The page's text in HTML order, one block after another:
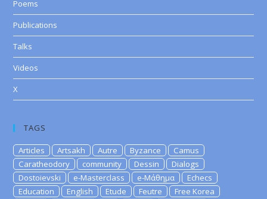
Poems
Publications
Talks
Videos
X
TAGS
Articles Artsakh Autre Byzance
Camus
Caratheodory
community Dessin
Dialogs
Dostoievski
e-Masterclass e-Μάθημα
Echecs
Education
English Etude Feutre
Free Korea